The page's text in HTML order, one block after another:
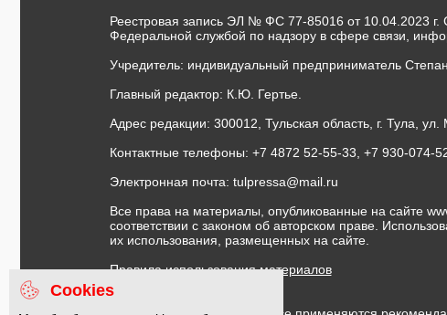
Реестровая запись ЭЛ № ФС 77-85016 от 10.04.2023 г.
Федеральной службой по надзору в сфере связи,
Учредитель: индивидуальный предприниматель
Главный редактор: К.Ю. Гертье.
Адрес редакции: 300012, Тульская область, г. Тула,
Контактные телефоны: +7 4872 52-55-33, +7 930-074-
Электронная почта: tulpressa@mail.ru
Все права на материалы, опубликованные на сайте
соответствии с законом об авторском праве.
их использования, размещенных на сайте.
Правила использования материалов
Договор публичной оферты
Cookies